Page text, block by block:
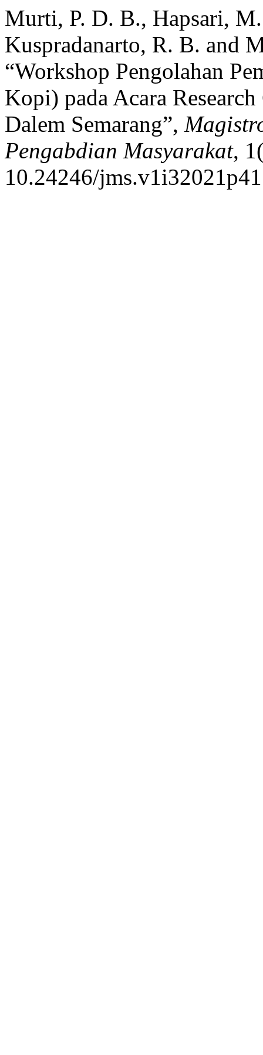
Murti, P. D. B., Hapsari,
Kuspradanarto, R. B. and
“Workshop Pengolahan
Kopi) pada Acara
Dalem Semarang”,
Pengabdian Masyarakat,
10.24246/